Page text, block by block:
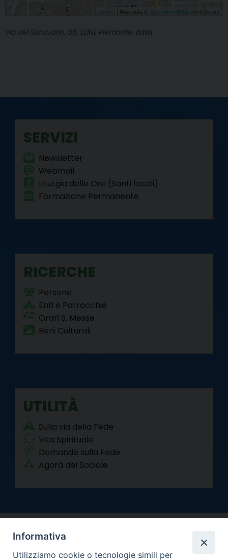
Leaflet | Map data © OpenStreetMap contributors
Via del Santuario, 56, LEINÌ, Piemonte, Italia
SERVIZI
Newsletter
Webmail
Liturgia delle Ore (Santi locali)
Formazione Permanente
RICERCHE
Persone
Enti e Parrocchie
Orari S. Messe
Beni Culturali
UTILITÀ
Sulla via della Fede
Vita Spirituale
Domande sulla Fede
Agorà del Sociale
Informativa
Utilizziamo cookie o tecnologie simili per